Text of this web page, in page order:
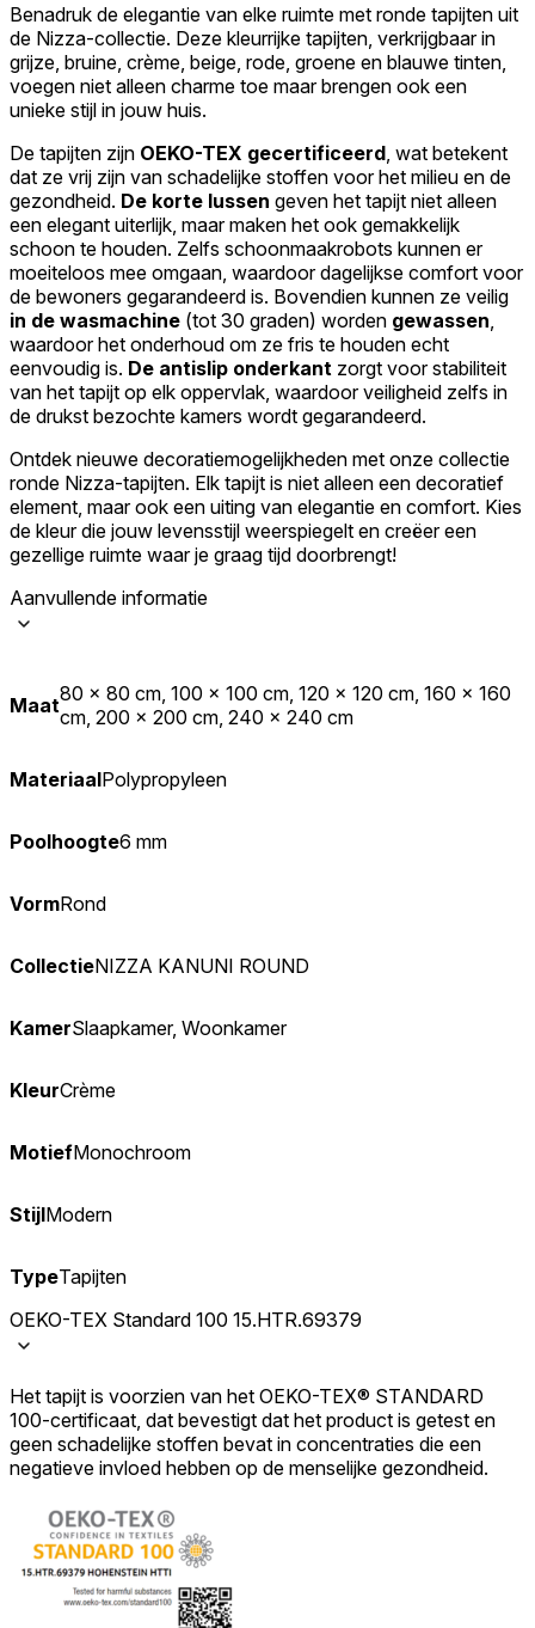
Benadruk de elegantie van elke ruimte met ronde tapijten uit
de Nizza-collectie. Deze kleurrijke tapijten, verkrijgbaar in
grijze, bruine, crème, beige, rode, groene en blauwe tinten,
voegen niet alleen charme toe maar brengen ook een
unieke stijl in jouw huis.
De tapijten zijn OEKO-TEX gecertificeerd , wat betekent
dat ze vrij zijn van schadelijke stoffen voor het milieu en de
gezondheid. De korte lussen geven het tapijt niet alleen
een elegant uiterlijk, maar maken het ook gemakkelijk
schoon te houden. Zelfs schoonmaakrobots kunnen er
moeiteloos mee omgaan, waardoor dagelijkse comfort voor
de bewoners gegarandeerd is. Bovendien kunnen ze veilig
in de wasmachine (tot 30 graden) worden gewassen
waardoor het onderhoud om ze fris te houden echt
eenvoudig is. De antislip onderkant zorgt voor stabiliteit
van het tapijt op elk oppervlak, waardoor veiligheid zelfs in
de drukst bezochte kamers wordt gegarandeerd.
Ontdek nieuwe decoratiemogelijkheden met onze collectie
ronde Nizza-tapijten. Elk tapijt is niet alleen een decoratief
element, maar ook een uiting van elegantie en comfort. Kies
de kleur die jouw levensstijl weerspiegelt en creëer een
gezellige ruimte waar je graag tijd doorbrengt!
Aanvullende informatie
Maat80 x 80 cm, 100 x 100 cm, 120 x 120 cm, 160 x 160
cm, 200 x 200 cm, 240 x 240 cm
MateriaalPolypropyleen
Poolhoogte6 mm
VormRond
CollectieNIZZA KANUNI ROUND
KamerSlaapkamer, Woonkamer
KleurCrème
MotiefMonochroom
StijlModern
TypeTapijten
OEKO-TEX Standard 100 15.HTR.69379
Het tapijt is voorzien van het OEKO-TEX® STANDARD
100-certificaat, dat bevestigt dat het product is getest en
geen schadelijke stoffen bevat in concentraties die een
negatieve invloed hebben op de menselijke gezondheid.